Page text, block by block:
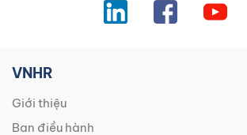
VNHR
Giới thiệu
Ban điều hành